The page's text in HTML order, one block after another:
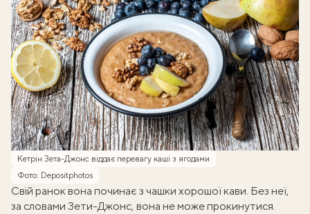
Кетрін Зета-Джонс віддає перевагу каші з ягодами
Фото: Depositphotos
Свій ранок вона починає з чашки хорошої кави. Без неї,
за словами Зети-Джонс, вона не може прокинутися.